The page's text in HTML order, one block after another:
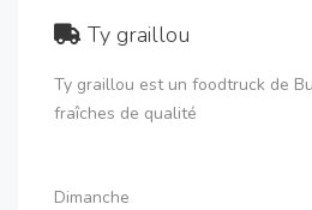
Ty graillou
Ty graillou est un foodtruck de
fraîches de qualité
Dimanche